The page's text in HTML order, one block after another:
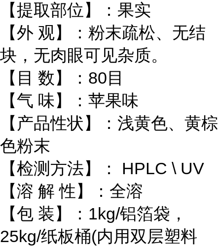
【提取部位】：果实
【外 观】：粉末疏松、无结
块，无肉眼可见杂质。
【目 数】：80目
【气 味】：苹果味
【产品性状】：浅黄色、黄棕
色粉末
【检测方法】： HPLC \ UV
【溶 解 性】：全溶
【包 装】：1kg/铝箔袋，
25kg/纸板桶(内用双层塑料